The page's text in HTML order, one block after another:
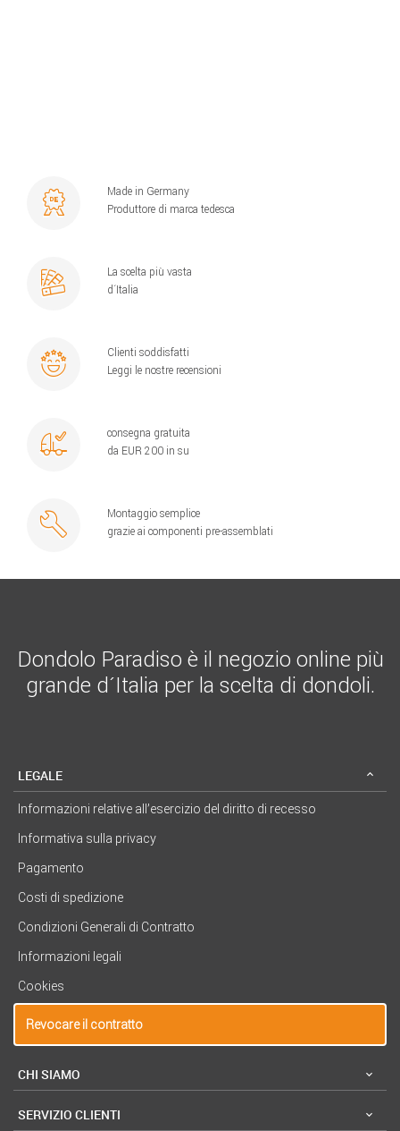
Made in Germany
Produttore di marca tedesca
La scelta più vasta
d´Italia
Clienti soddisfatti
Leggi le nostre recensioni
consegna gratuita
da EUR 200 in su
Montaggio semplice
grazie ai componenti pre-assemblati
Dondolo Paradiso è il negozio online più
grande d´Italia per la scelta di dondoli.
LEGALE
Informazioni relative all’esercizio del diritto di recesso
Informativa sulla privacy
Pagamento
Costi di spedizione
Condizioni Generali di Contratto
Informazioni legali
Cookies
Revocare il contratto
CHI SIAMO
SERVIZIO CLIENTI